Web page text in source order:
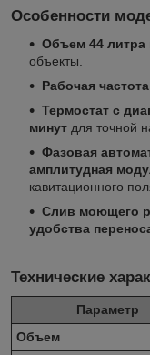
Особенности
Объем 44 литра
объекты.
Рабочая
Термостат с
минут для точной
Фазовая
амплитудная
кавитационного
Слив моющего
удобства
Технические
Параметр
Объем